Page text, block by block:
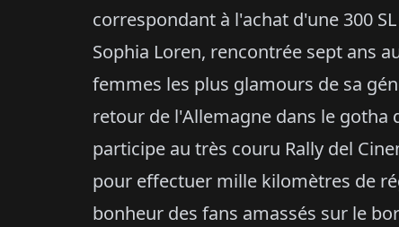
correspondant à l'achat d'une 300
Sophia Loren, rencontrée sept ans
femmes les plus glamours de sa
retour de l'Allemagne dans le
participe au très couru Rally del
pour effectuer mille kilomètres de
bonheur des fans amassés sur le